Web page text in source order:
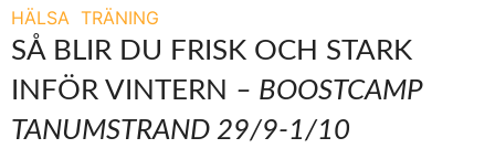
HÄLSA TRÄNING
SÅ BLIR DU FRISK OCH STARK
INFÖR VINTERN – BOOSTCAMP
TANUMSTRAND 29/9-1/10